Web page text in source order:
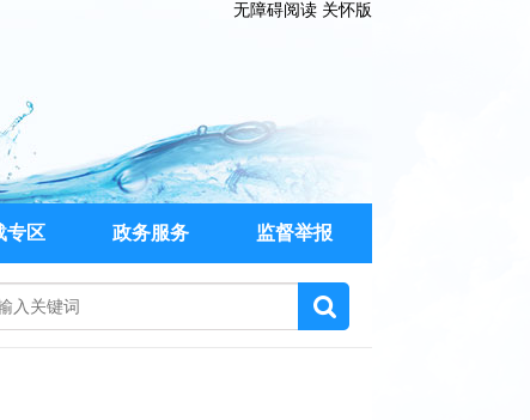
无障碍阅读 关怀版
专区 政务服务 监督举报